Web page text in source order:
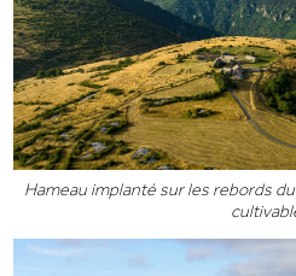
Hameau implanté sur les rebords